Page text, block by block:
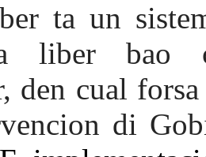
ta un
liber bao
den cual
di